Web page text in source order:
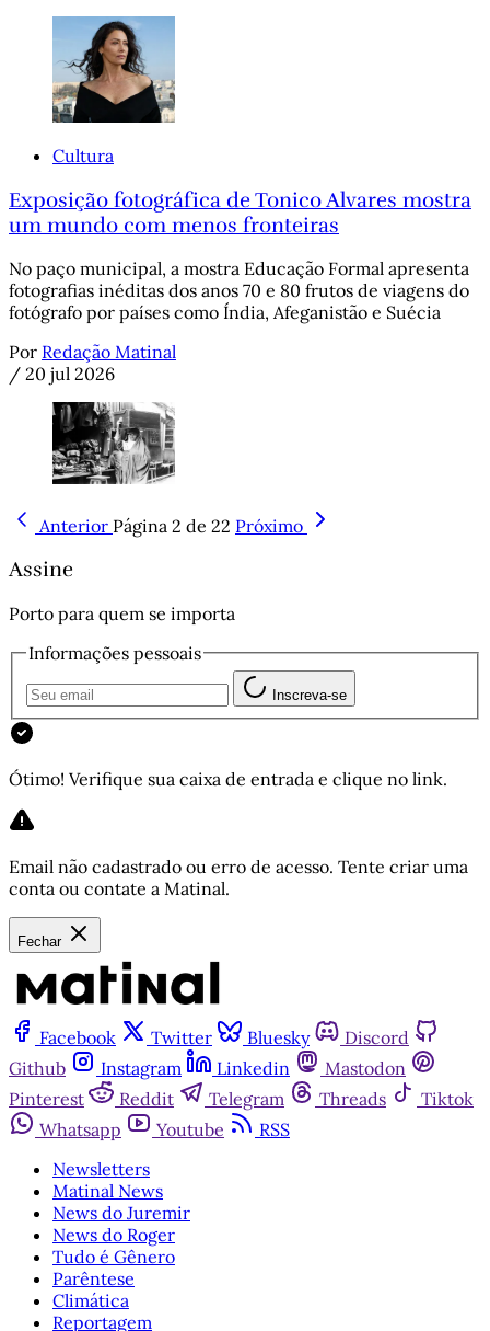
Cultura
Exposição fotográfica de Tonico Alvares mostra
um mundo com menos fronteiras
No paço municipal, a mostra Educação Formal apresenta
fotografias inéditas dos anos 70 e 80 frutos de viagens do
fotógrafo por países como Índia, Afeganistão e Suécia
Por Redação Matinal
/ 20 jul 2026
Anterior Página 2 de 22 Próximo
Assine
Porto para quem se importa
Informações pessoais
Inscreva-se
Ótimo! Verifique sua caixa de entrada e clique no link.
Email não cadastrado ou erro de acesso. Tente criar uma
conta ou contate a Matinal.
Fechar
Facebook Twitter Bluesky
Discord
Github
Instagram Linkedin
Mastodon
Pinterest
Reddit Telegram Threads
Tiktok
Whatsapp
Youtube
RSS
Newsletters
Matinal News
News do Juremir
News do Roger
Tudo é Gênero
Parêntese
Climática
Reportagem